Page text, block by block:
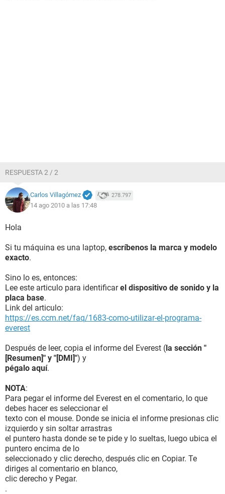
RESPUESTA 2 / 2
Carlos Villagómez 278.797
14 ago 2010 a las 17:48
Hola
Si tu máquina es una laptop, escríbenos la marca y modelo
exacto.
Sino lo es, entonces:
Lee este articulo para identificarel dispositivo de sonido y la
placa base.
Link del articulo:
https://es.ccm.net/faq/1683-como-utilizar-el-programa-
everest
Después de leer, copia el informe del Everest (la sección "
[Resumen]" y "[DMI]") y
pégalo aquí.
NOTA:
Para pegar el informe del Everest en el comentario, lo que
debes hacer es seleccionar el
texto con el mouse. Donde se inicia el informe presionas clic
izquierdo y sin soltar arrastras
el puntero hasta donde se te pide y lo sueltas, luego ubica el
puntero encima de lo
seleccionado y clic derecho, después clic en Copiar. Te
diriges al comentario en blanco,
clic derecho y Pegar.
.